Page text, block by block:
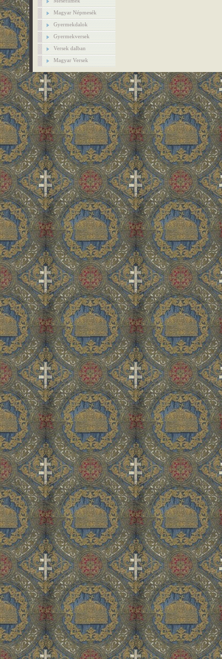
Magyar Népmesék
Gyermekdalok
Gyermekversek
Versek dalban
Magyar Versek